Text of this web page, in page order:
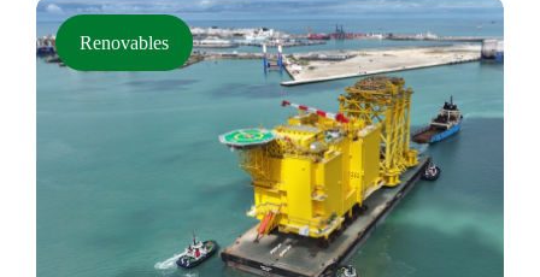
Renovables